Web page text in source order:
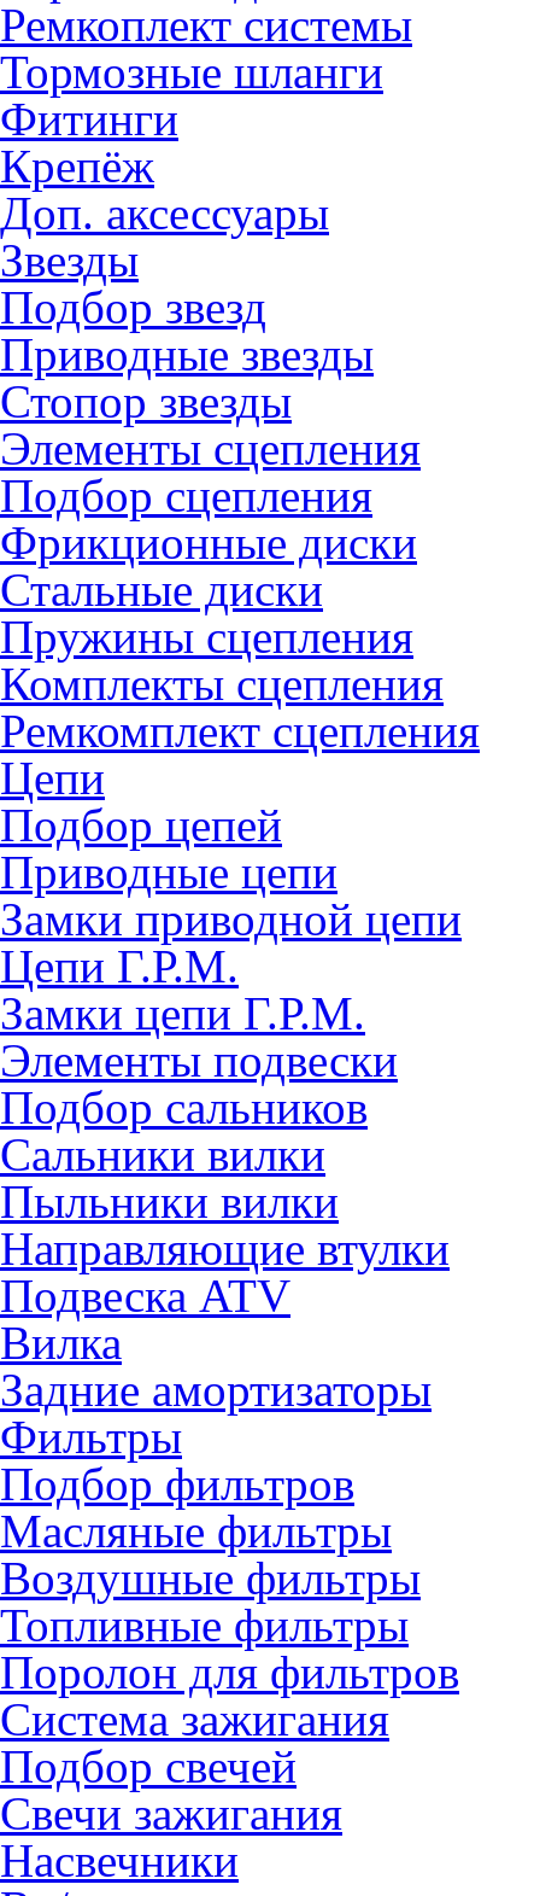
Ремкоплект системы
Тормозные шланги
Фитинги
Крепёж
Доп. аксессуары
Звезды
Подбор звезд
Приводные звезды
Стопор звезды
Элементы сцепления
Подбор сцепления
Фрикционные диски
Стальные диски
Пружины сцепления
Комплекты сцепления
Ремкомплект сцепления
Цепи
Подбор цепей
Приводные цепи
Замки приводной цепи
Цепи Г.Р.М.
Замки цепи Г.Р.М.
Элементы подвески
Подбор сальников
Сальники вилки
Пыльники вилки
Направляющие втулки
Подвеска ATV
Вилка
Задние амортизаторы
Фильтры
Подбор фильтров
Масляные фильтры
Воздушные фильтры
Топливные фильтры
Поролон для фильтров
Система зажигания
Подбор свечей
Свечи зажигания
Насвечники